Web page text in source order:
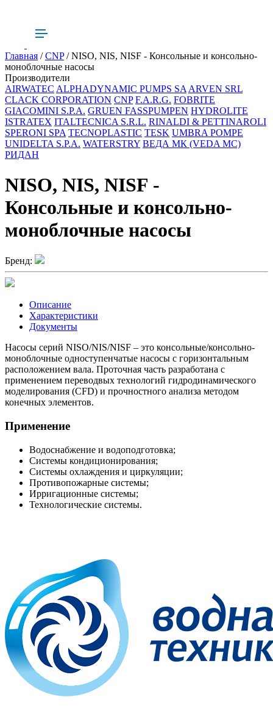
Главная /CNP/ NISO, NIS, NISF - Консольные и консольно-
моноблочные насосы
Производители
AIRWATEC ALPHADYNAMIC PUMPS SAARVEN SRL
CLACK CORPORATION CNP F.A.R.G. FOBRITE
GIACOMINI S.P.A. GRUEN FASSPUMPEN HYDROLITE
ISTRATEX ITALTECNICA S.R.L. RINALDI & PETTINAROLI
SPERONI SPA TECNOPLASTIC TESK UMBRA POMPE
UNIDELTA S.P.A. WATERSTRY ВЕДА МК (VEDA MC)
РИДАН
NISO, NIS, NISF -
Консольные и консольно-
моноблочные насосы
Бренд:
Описание
Характеристики
Документы
Насосы серий NISO/NIS/NISF – это консольные/консольно-
моноблочные одноступенчатые насосы с горизонтальным
расположением вала. Проточная часть разработана с
применением переводвых технологий гидродинамического
моделирования (CFD) и прочностного анализа методом
конечных элементов.
Применение
Водоснабжение и водоподготовка;
Системы кондиционирования;
Системы охлаждения и циркуляции;
Противопожарные системы;
Ирригационные системы;
Технологические системы.